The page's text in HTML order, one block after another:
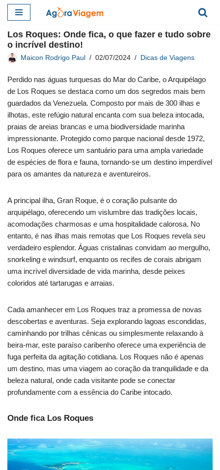
para
o
conteúdo
Los Roques: Onde fica, o que fazer e tudo sobre
o incrível destino!
Maicon Rodrigo Paul 02/07/2024 Dicas de Viagens
Perdido nas águas turquesas do Mar do Caribe, o Arquipélago
de Los Roques se destaca como um dos segredos mais bem
guardados da Venezuela. Composto por mais de 300 ilhas e
ilhotas, este refúgio natural encanta com sua beleza intocada,
praias de areias brancas e uma biodiversidade marinha
impressionante. Protegido como parque nacional desde 1972,
Los Roques oferece um santuário para uma ampla variedade
de espécies de flora e fauna, tornando-se um destino imperdível
para os amantes da natureza e aventureiros.
A principal ilha, Gran Roque, é o coração pulsante do
arquipélago, oferecendo um vislumbre das tradições locais,
acomodações charmosas e uma hospitalidade calorosa. No
entanto, é nas ilhas mais remotas que Los Roques revela seu
verdadeiro esplendor. Águas cristalinas convidam ao mergulho,
snorkeling e windsurf, enquanto os recifes de corais abrigam
uma incrível diversidade de vida marinha, desde peixes
coloridos até tartarugas e arraias.
Cada amanhecer em Los Roques traz a promessa de novas
descobertas e aventuras. Seja explorando lagoas escondidas,
caminhando por trilhas cênicas ou simplesmente relaxando à
beira-mar, este paraíso caribenho oferece uma experiência de
fuga perfeita da agitação cotidiana. Los Roques não é apenas
um destino, mas uma viagem ao coração da tranquilidade e da
beleza natural, onde cada visitante pode se conectar
profundamente com a essência do Caribe intocado.
Onde fica Los Roques